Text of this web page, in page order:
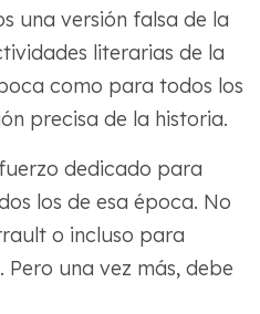
una versión falsa de la
literarias de la
como para todos los
precisa de la historia.
dedicado para
los de esa época. No
o incluso para
una vez más, debe